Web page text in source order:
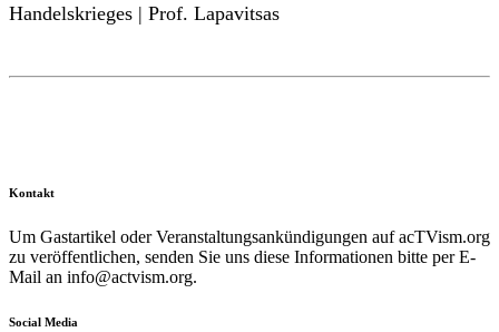
Handelskrieges | Prof. Lapavitsas
Kontakt
Um Gastartikel oder Veranstaltungsankündigungen auf acTVism.org
zu veröffentlichen, senden Sie uns diese Informationen bitte per E-
Mail an info@actvism.org.
Social Media